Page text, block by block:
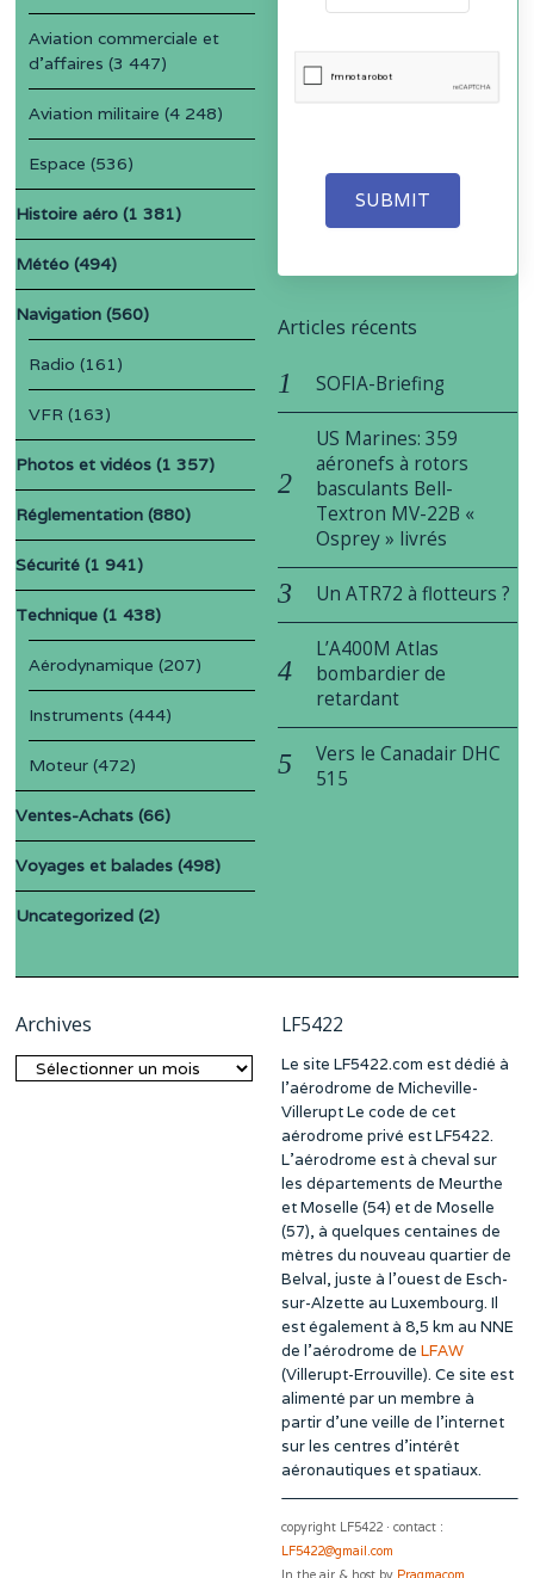
SUBMIT
Aviation commerciale et
d'affaires (3 447)
Aviation militaire (4 248)
Espace (536)
Histoire aéro (1 381)
Météo (494)
Navigation (560)
Radio (161)
VFR (163)
Photos et vidéos (1 357)
Réglementation (880)
Sécurité (1 941)
Technique (1 438)
Aérodynamique (207)
Instruments (444)
Moteur (472)
Ventes-Achats (66)
Voyages et balades (498)
Uncategorized (2)
Articles récents
SOFIA-Briefing
US Marines: 359
aéronefs à rotors
basculants Bell-
Textron MV-22B «
Osprey » livrés
Un ATR72 à flotteurs ?
L’A400M Atlas
bombardier de
retardant
Vers le Canadair DHC
515
Archives
Archives
LF5422
Le site LF5422.com est dédié à
l’aérodrome de Micheville-
Villerupt Le code de cet
aérodrome privé est LF5422.
L’aérodrome est à cheval sur
les départements de Meurthe
et Moselle (54) et de Moselle
(57), à quelques centaines de
mètres du nouveau quartier de
Belval, juste à l’ouest de Esch-
sur-Alzette au Luxembourg. Il
est également à 8,5 km au NNE
de l’aérodrome de LFAW
(Villerupt-Errouville). Ce site est
alimenté par un membre à
partir d’une veille de l’internet
sur les centres d’intérêt
aéronautiques et spatiaux.
copyright LF5422 · contact :
LF5422@gmail.com